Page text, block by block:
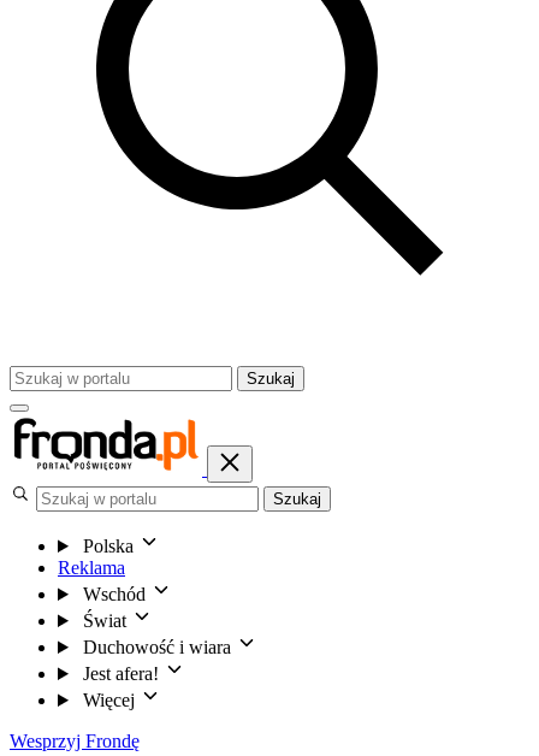
Szukaj
Szukaj
Polska
Reklama
Wschód
Świat
Duchowość i wiara
Jest afera!
Więcej
Wesprzyj Frondę